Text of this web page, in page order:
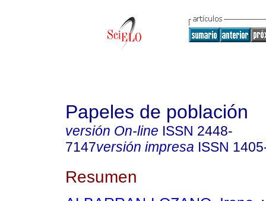
Papeles de población
versión On-line ISSN 2448-
7147versión impresa ISSN
Resumen